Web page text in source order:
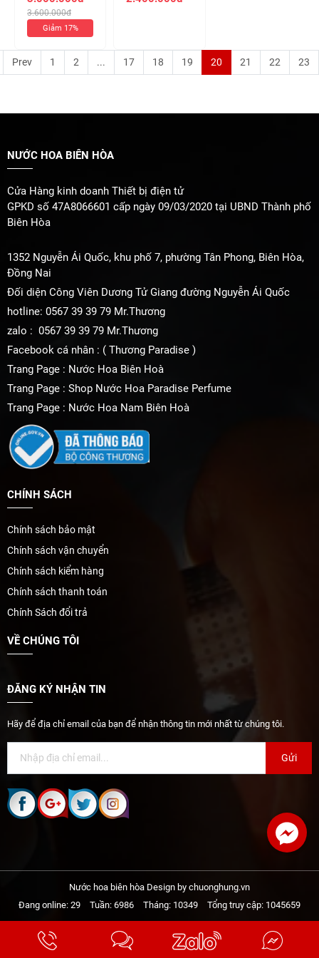
Chiết 10ml 380k
)
3.600.000đ
Giảm 17%
Prev 1 2 ... 17 18 19 20 21 22 23
NƯỚC HOA BIÊN HÒA
Cửa Hàng kinh doanh Thiết bị điện tử
GPKD số 47A8066601 cấp ngày 09/03/2020 tại UBND Thành phố
Biên Hòa
1352 Nguyễn Ái Quốc, khu phố 7, phường Tân Phong, Biên Hòa,
Đồng Nai
Đối diện Công Viên Dương Tử Giang đường Nguyễn Ái Quốc
hotline: 0567 39 39 79 Mr.Thương
zalo : 0567 39 39 79 Mr.Thương
Facebook cá nhân : ( Thương Paradise )
Trang Page : Nước Hoa Biên Hoà
Trang Page : Shop Nước Hoa Paradise Perfume
Trang Page : Nước Hoa Nam Biên Hoà
CHÍNH SÁCH
Chính sách bảo mật
Chính sách vận chuyển
Chính sách kiểm hàng
Chính sách thanh toán
Chính Sách đổi trả
VỀ CHÚNG TÔI
ĐĂNG KÝ NHẬN TIN
Hãy để địa chỉ email của bạn để nhận thông tin mới nhất từ chúng tôi.
Gửi
Nước hoa biên hòa Design by chuonghung.vn
Đang online: 29
Tuần: 6986 Tháng: 10349 Tổng truy cập: 1045659